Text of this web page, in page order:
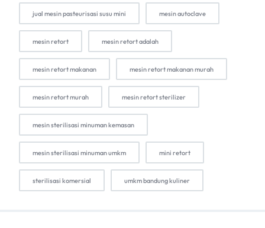
jual mesin pasteurisasi susu mini mesin autoclave
mesin retort mesin retort adalah
mesin retort makanan mesin retort makanan murah
mesin retort murah mesin retort sterilizer
mesin sterilisasi minuman kemasan
mesin sterilisasi minuman umkm mini retort
sterilisasi komersial umkm bandung kuliner